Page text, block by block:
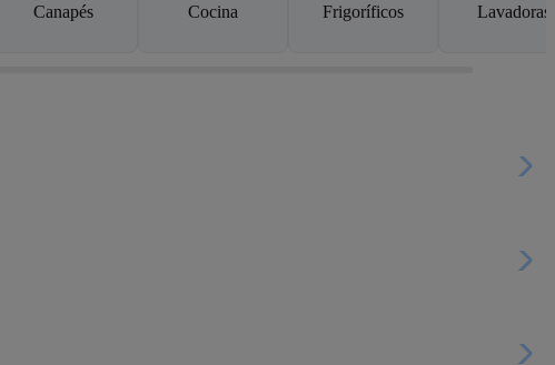
Canapés Cocina Frigoríficos Lavadoras